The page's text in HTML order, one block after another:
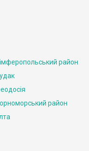
район
район